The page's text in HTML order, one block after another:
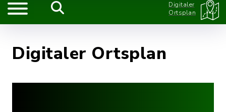
Digitaler
Ortsplan
Digitaler Ortsplan